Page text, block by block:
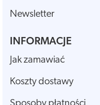
Newsletter
INFORMACJE
Jak zamawiać
Koszty dostawy